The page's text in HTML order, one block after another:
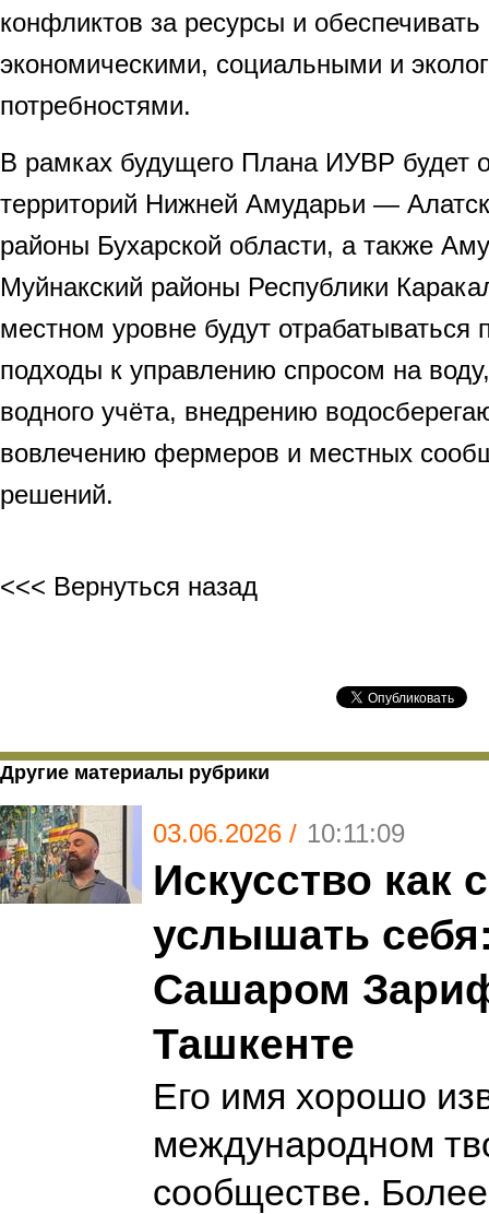
конфликтов за ресурсы и
экономическими, социальными и
потребностями.
В рамках будущего Плана ИУВР будет
территорий Нижней Амударьи —
районы Бухарской области, а также
Муйнакский районы Республики
местном уровне будут отрабатываться
подходы к управлению спросом на
водного учёта, внедрению
вовлечению фермеров и местных
решений.
<<< Вернуться назад
Другие материалы рубрики
03.06.2026 / 10:11:09
Искусство как
услышать
Сашаром
Ташкенте
Его имя хорошо
международном
сообществе.